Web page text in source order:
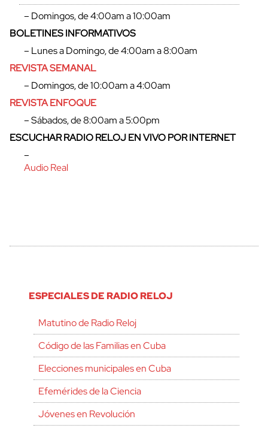
– Domingos, de 4:00am a 10:00am
BOLETINES INFORMATIVOS
– Lunes a Domingo, de 4:00am a 8:00am
REVISTA SEMANAL
– Domingos, de 10:00am a 4:00am
REVISTA ENFOQUE
– Sábados, de 8:00am a 5:00pm
ESCUCHAR RADIO RELOJ EN VIVO POR INTERNET
–
Audio Real
ESPECIALES DE RADIO RELOJ
Matutino de Radio Reloj
Código de las Familias en Cuba
Elecciones municipales en Cuba
Efemérides de la Ciencia
Jóvenes en Revolución